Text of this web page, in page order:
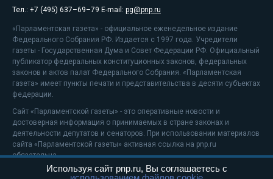
Тел.: +7 (495) 637–69–79 E-mail: pg@pnp.ru
«Парламентская газета» - официальное еженедельное издание
Федерального Собрания РФ. Издается с 1997 года. Учредители
газеты - Государственная Дума и Совет Федерации РФ. Официальный
публикатор федеральных конституционных законов, федеральных
законов и актов палат Федерального Собрания. «Парламентская
газета» имеет пункты печати и представительства в десяти субъектах
федерации.
Сайт «Парламентской газеты» - это оперативные новости и
достоверная информация о принимаемых в стране законах и
деятельности депутатов и сенаторов. При использовании материалов
сайта «Парламентской газеты» активная ссылка на pnp.ru
обязательна.
На информационном ресурсе применяютсярекомендательные
Используя сайт pnp.ru, Вы соглашаетесь с